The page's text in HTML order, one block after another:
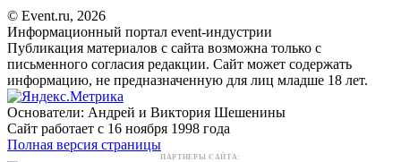
© Event.ru, 2026
Информационный портал event-индустрии
Публикация материалов с сайта возможна только с
письменного согласия редакции. Сайт может содержать
информацию, не предназначенную для лиц младше 18 лет.
Основатели: Андрей и Виктория Шешенины
Сайт работает с 16 ноября 1998 года
Полная версия страницы
ПАРТНЕРЫ САЙТА: